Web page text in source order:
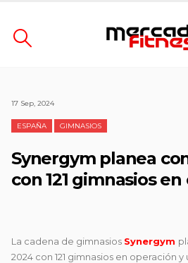
17 Sep, 2024
ESPAÑA GIMNASIOS
Synergym planea
con 121 gimnasios
La cadena de gimnasios Synergym
2024 con 121 gimnasios en operación